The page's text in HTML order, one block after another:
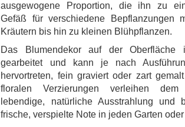
ausgewogene Proportion, die ihn zu
Gefäß für verschiedene Bepflanzungen
Kräutern bis hin zu kleinen Blühpflanzen.
Das Blumendekor auf der Oberfläche
gearbeitet und kann je nach
hervortreten, fein graviert oder zart
floralen Verzierungen verleihen
lebendige, natürliche Ausstrahlung und
frische, verspielte Note in jeden Garten